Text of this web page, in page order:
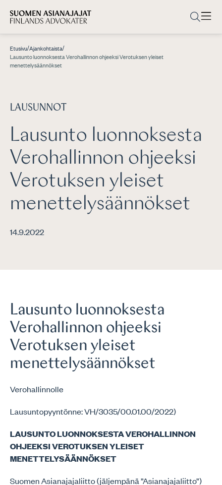
Etusivu/Ajankohtaista/
Lausunto luonnoksesta Verohallinnon ohjeeksi Verotuksen yleiset
menettelysäännökset
LAUSUNNOT
Lausunto luonnoksesta
Verohallinnon ohjeeksi
Verotuksen yleiset
menettelysäännökset
14.9.2022
Lausunto luonnoksesta
Verohallinnon ohjeeksi
Verotuksen yleiset
menettelysäännökset
Verohallinnolle
Lausuntopyyntönne: VH/3035/00.01.00/2022)
LAUSUNTO LUONNOKSESTA VEROHALLINNON
OHJEEKSI VEROTUKSEN YLEISET
MENETTELYSÄÄNNÖKSET
Suomen Asianajajaliitto (jäljempänä ”Asianajajaliitto”)